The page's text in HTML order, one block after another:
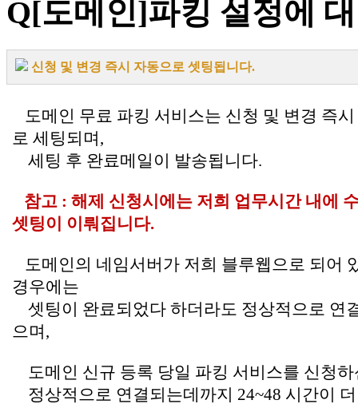
[도메인]파킹 설정에
신청 및 변경 즉시 자동으로 셋팅됩니다.
도메인 무료 파킹 서비스는 신청 및 변경 즉
로 세팅되며,
세팅 후 완료메일이 발송됩니다.
참고 : 해제 신청시에는 저희 업무시간 내에
셋팅이 이뤄집니다.
도메인의 네임서버가 저희 블루웹으로 되어
경우에는
셋팅이 완료되었다 하더라도 정상적으로 연
으며,
도메인 신규 등록 당일 파킹 서비스를 신청하
정상적으로 연결되는데까지 24~48 시간이